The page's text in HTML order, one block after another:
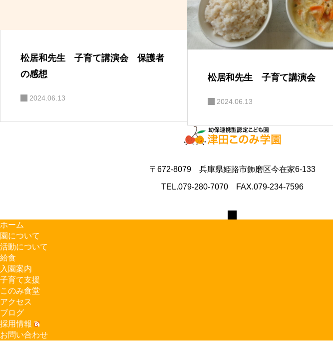
松居和先生 子育て講演会 保護者
の感想
2024.06.13
松居和先生 子育て講演会
2024.06.13
〒672-8079 兵庫県姫路市飾磨区今在家6-133
TEL.079-280-7070 FAX.079-234-7596
ホーム
園について
活動について
給食
入園案内
子育て支援
このみ食堂
アクセス
ブログ
採用情報
お問い合わせ